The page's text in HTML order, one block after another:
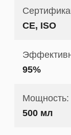
CE, ISO
95%
Мощность:
500 мл